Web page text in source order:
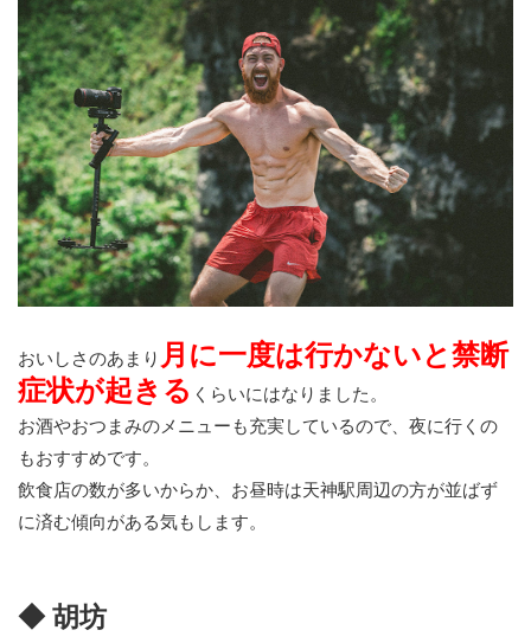
おいしさのあまり 月に一度は行かないと禁断
症状が起きる くらいにはなりました。
お酒やおつまみのメニューも充実しているので、夜に行くの
もおすすめです。
飲食店の数が多いからか、お昼時は天神駅周辺の方が並ばず
に済む傾向がある気もします。
◆ 胡坊